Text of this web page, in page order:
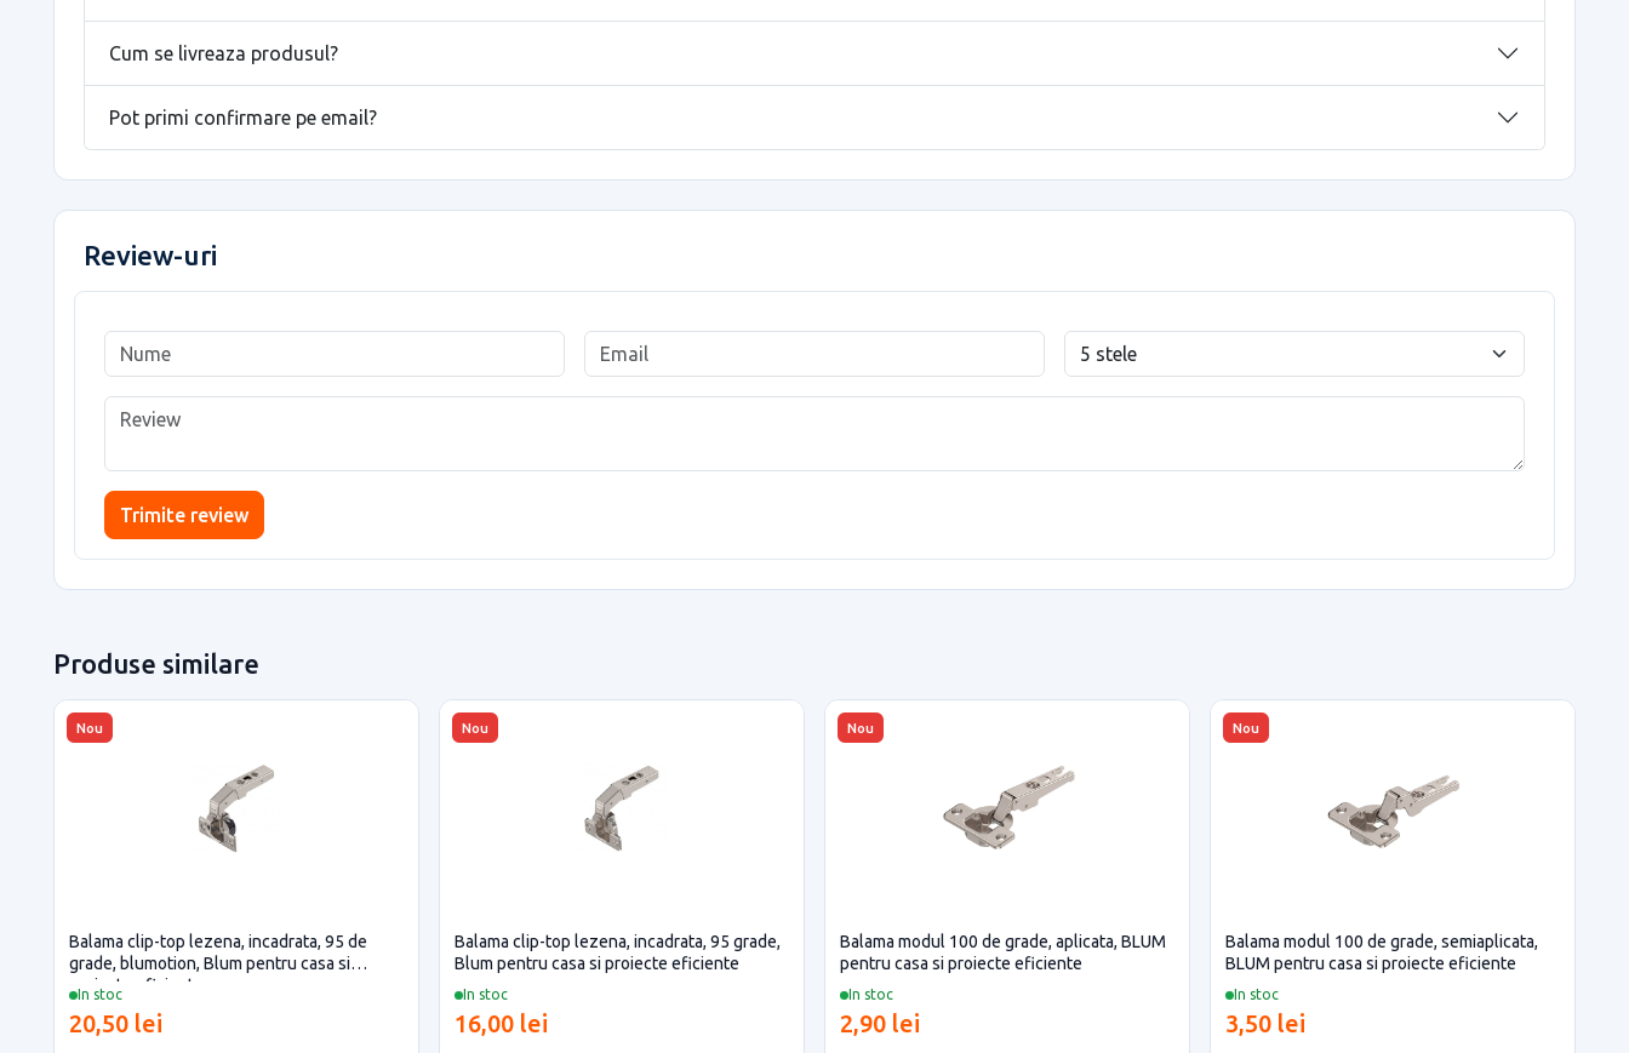
Cum se livreaza produsul?
Pot primi confirmare pe email?
Review-uri
Trimite review
Produse similare
Nou
In stoc
Balama clip-top lezena, incadrata, 95 de
grade, blumotion, Blum pentru casa si
proiecte eficiente
20,50 lei
Nou
In stoc
Balama clip-top lezena, incadrata, 95 grade,
Blum pentru casa si proiecte eficiente
16,00 lei
Nou
In stoc
Balama modul 100 de grade, aplicata, BLUM
pentru casa si proiecte eficiente
2,90 lei
Nou
In stoc
Balama modul 100 de grade, semiaplicata,
BLUM pentru casa si proiecte eficiente
3,50 lei